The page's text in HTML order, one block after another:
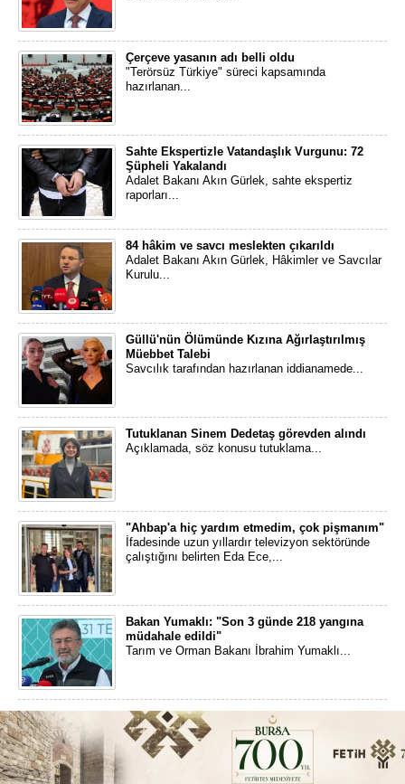
Çerçeve yasanın adı belli oldu
"Terörsüz Türkiye" süreci kapsamında
hazırlanan...
Sahte Ekspertizle Vatandaşlık Vurgunu: 72
Şüpheli Yakalandı
Adalet Bakanı Akın Gürlek, sahte ekspertiz
raporları...
84 hâkim ve savcı meslekten çıkarıldı
Adalet Bakanı Akın Gürlek, Hâkimler ve Savcılar
Kurulu...
Güllü'nün Ölümünde Kızına Ağırlaştırılmış
Müebbet Talebi
Savcılık tarafından hazırlanan iddianamede...
Tutuklanan Sinem Dedetaş görevden alındı
Açıklamada, söz konusu tutuklama...
"Ahbap'a hiç yardım etmedim, çok pişmanım"
İfadesinde uzun yıllardır televizyon sektöründe
çalıştığını belirten Eda Ece,...
Bakan Yumaklı: "Son 3 günde 218 yangına
müdahale edildi"
Tarım ve Orman Bakanı İbrahim Yumaklı...